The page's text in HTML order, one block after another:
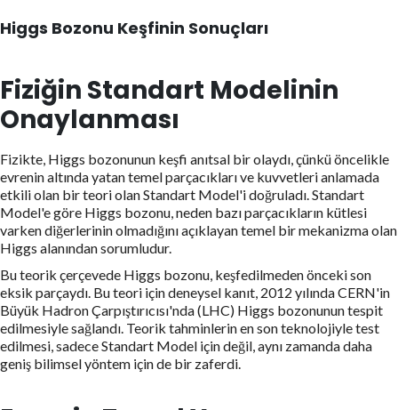
Higgs Bozonu Keşfinin Sonuçları
Fiziğin Standart Modelinin
Onaylanması
Fizikte, Higgs bozonunun keşfi anıtsal bir olaydı, çünkü öncelikle
evrenin altında yatan temel parçacıkları ve kuvvetleri anlamada
etkili olan bir teori olan Standart Model'i doğruladı. Standart
Model'e göre Higgs bozonu, neden bazı parçacıkların kütlesi
varken diğerlerinin olmadığını açıklayan temel bir mekanizma olan
Higgs alanından sorumludur.
Bu teorik çerçevede Higgs bozonu, keşfedilmeden önceki son
eksik parçaydı. Bu teori için deneysel kanıt, 2012 yılında CERN'in
Büyük Hadron Çarpıştırıcısı'nda (LHC) Higgs bozonunun tespit
edilmesiyle sağlandı. Teorik tahminlerin en son teknolojiyle test
edilmesi, sadece Standart Model için değil, aynı zamanda daha
geniş bilimsel yöntem için de bir zaferdi.